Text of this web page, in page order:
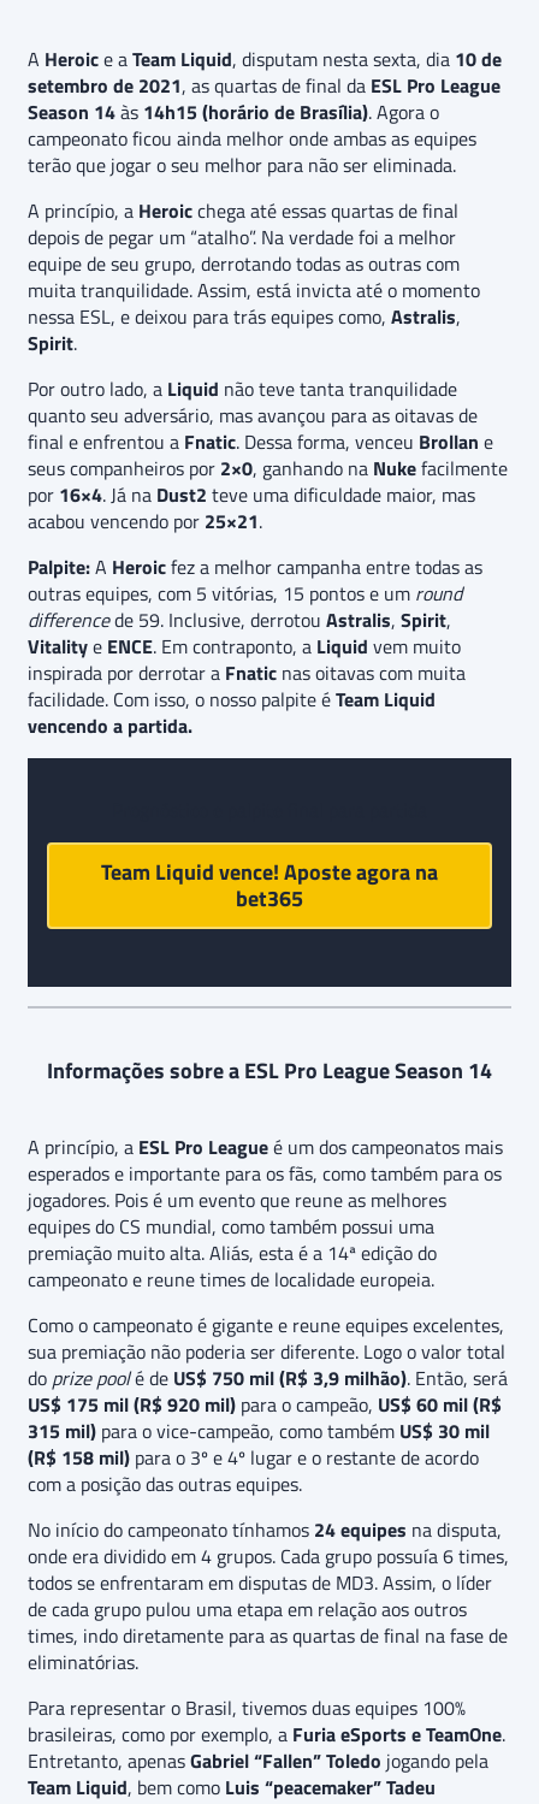
A Heroice aTeam Liquid, disputam nesta sexta, dia 10 de
setembro de 2021, as quartas de final da ESL Pro League
Season 14às 14h15 (horário de Brasília). Agora o
campeonato ficou ainda melhor onde ambas as equipes
terão que jogar o seu melhor para não ser eliminada.
A princípio, a Heroicchega até essas quartas de final
depois de pegar um “atalho”. Na verdade foi a melhor
equipe de seu grupo, derrotando todas as outras com
muita tranquilidade. Assim, está invicta até o momento
nessa ESL, e deixou para trás equipes como, Astralis,
Spirit.
Por outro lado, a Liquid não teve tanta tranquilidade
quanto seu adversário, mas avançou para as oitavas de
final e enfrentou a Fnatic. Dessa forma, venceu Brollan e
seus companheiros por 2×0, ganhando na Nukefacilmente
por 16×4. Já na Dust2 teve uma dificuldade maior, mas
acabou vencendo por 25×21.
Palpite:A Heroicfez a melhor campanha entre todas as
outras equipes, com 5 vitórias, 15 pontos e um round
differencede 59. Inclusive, derrotou Astralis, Spirit,
Vitalitye ENCE. Em contraponto, a Liquid vem muito
inspirada por derrotar a Fnatic nas oitavas com muita
facilidade. Com isso, o nosso palpite éTeam Liquid
vencendo a partida.
Team Liquid vence! Aposte agora na
bet365
Informações sobre a ESL Pro League Season 14
A princípio, a ESL Pro Leagueé um dos campeonatos mais
esperados e importante para os fãs, como também para os
jogadores. Pois é um evento que reune as melhores
equipes do CS mundial, como também possui uma
premiação muito alta. Aliás, esta é a 14ª edição do
campeonato e reune times de localidade europeia.
Como o campeonato é gigante e reune equipes excelentes,
sua premiação não poderia ser diferente. Logo o valor total
do prize poolé de US$ 750 mil (R$ 3,9 milhão). Então, será
US$ 175 mil (R$ 920 mil) para o campeão, US$ 60 mil (R$
315 mil) para o vice-campeão, como também US$ 30 mil
(R$ 158 mil) para o 3º e 4º lugar e o restante de acordo
com a posição das outras equipes.
No início do campeonato tínhamos 24 equipes na disputa,
onde era dividido em 4 grupos. Cada grupo possuía 6 times,
todos se enfrentaram em disputas de MD3. Assim, o líder
de cada grupo pulou uma etapa em relação aos outros
times, indo diretamente para as quartas de final na fase de
eliminatórias.
Para representar o Brasil, tivemos duas equipes 100%
brasileiras, como por exemplo, a Furia eSports e TeamOne.
Entretanto, apenasGabriel “Fallen” Toledo jogando pela
Team Liquid, bem como Luis “peacemaker” Tadeu